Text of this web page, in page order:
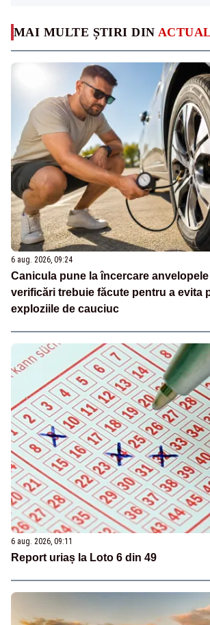
MAI MULTE ȘTIRI DIN
6 aug. 2026, 09:24
Canicula pune la încercare
verificări trebuie făcute pentru a evita
exploziile de cauciuc
6 aug. 2026, 09:11
Report uriaș la Loto 6 din 49